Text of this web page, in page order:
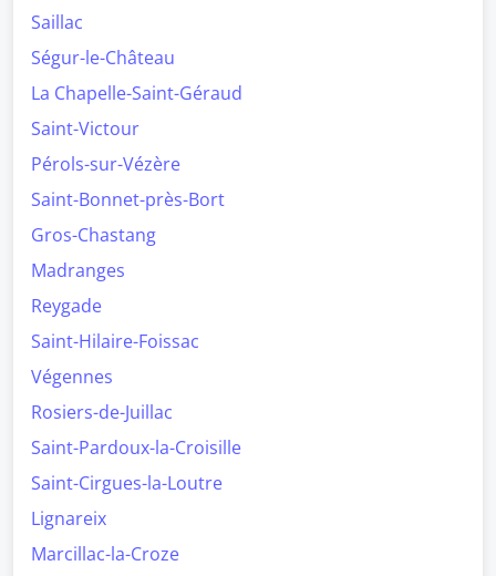
Saillac
Ségur-le-Château
La Chapelle-Saint-Géraud
Saint-Victour
Pérols-sur-Vézère
Saint-Bonnet-près-Bort
Gros-Chastang
Madranges
Reygade
Saint-Hilaire-Foissac
Végennes
Rosiers-de-Juillac
Saint-Pardoux-la-Croisille
Saint-Cirgues-la-Loutre
Lignareix
Marcillac-la-Croze